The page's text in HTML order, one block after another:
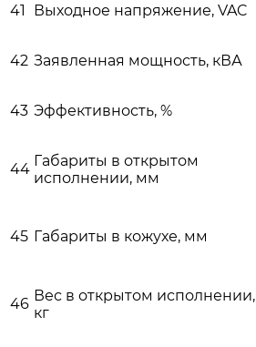
41 Выходное напряжение, VAC
42 Заявленная мощность, кВА
43 Эффективность, %
44 Габариты в открытом
исполнении, мм
45 Габариты в кожухе, мм
46 Вес в открытом исполнении,
кг